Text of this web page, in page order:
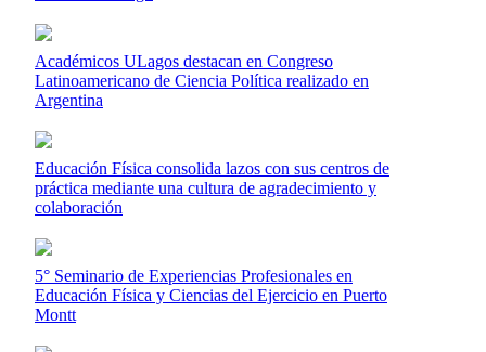
Académicos ULagos destacan en Congreso
Latinoamericano de Ciencia Política realizado en
Argentina
Educación Física consolida lazos con sus centros de
práctica mediante una cultura de agradecimiento y
colaboración
5° Seminario de Experiencias Profesionales en
Educación Física y Ciencias del Ejercicio en Puerto
Montt